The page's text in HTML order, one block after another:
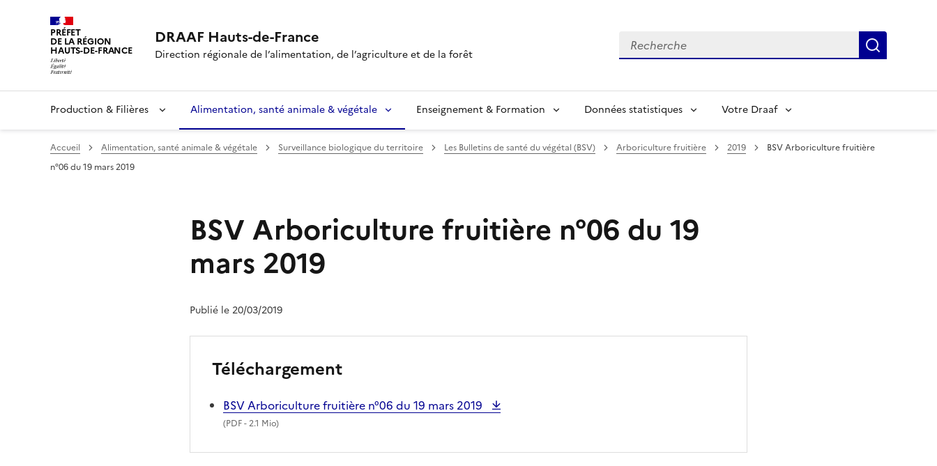
PRÉFET
DE LA RÉGION
HAUTS-DE-FRANCE
DRAAF Hauts-de-France
Direction régionale de l’alimentation, de l’agriculture et de la forêt
Recherche
Production & Filières Alimentation, santé animale & végétale Enseignement & Formation Données statistiques Votre Draaf
Accueil Alimentation, santé animale & végétale Surveillance biologique du territoire Les Bulletins de santé du végétal (BSV) Arboriculture fruitière 2019
BSV Arboriculture fruitière
n°06 du 19 mars 2019
BSV Arboriculture fruitière n°06 du 19
mars 2019
Publié le 20/03/2019
Téléchargement
BSV Arboriculture fruitière n°06 du 19 mars 2019
(PDF- 2.1 Mio)